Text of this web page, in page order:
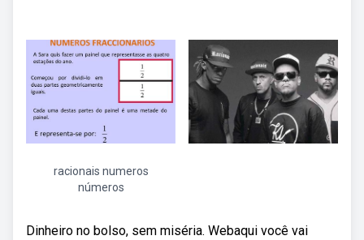
racionais numeros
números
Dinheiro no bolso, sem miséria. Webaqui você vai